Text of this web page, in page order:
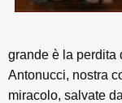
grande è la perdita
Antonucci, nostra
miracolo, salvate